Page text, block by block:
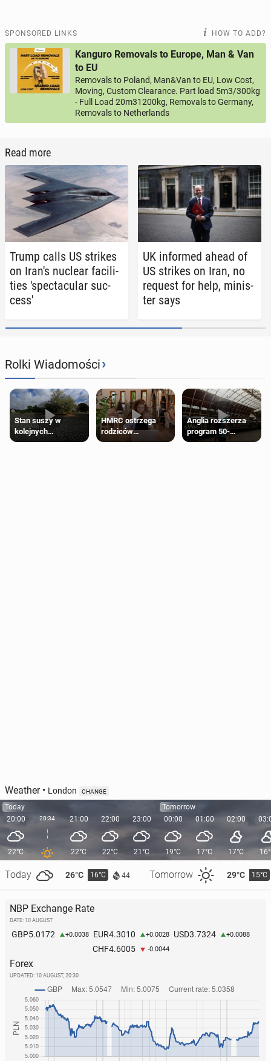
SPONSORED LINKS HOW TO ADD?
Kanguro Removals to Europe, Man & Van
to EU
Removals to Poland, Man&Van to EU, Low Cost,
Moving, Custom Clearance. Part load 5m3/300kg
- Full Load 20m31200kg, Removals to Germany,
Removals to Netherlands
Read more
Trump calls US strikes
on Iran's nuclear fa­cil­i­
ties 'spec­tac­u­lar suc­
cess'
UK in­formed ahead of
US strikes on Iran, no
request for help, min­is­
ter says
Rolki Wiadomości›
Stan suszy w
kolejnych
regionach Anglii.
HMRC ostrzega
rodziców
pobierających Child
Anglia rozszerza
program 50-
procentowych
Weather• London CHANGE
Today
20:00
22°C
Today 26°C 16°C 44 Tomorrow 29°C 15°C
20:34 21:00
22°C
22:00
22°C
23:00
21°C
Tomorrow
00:00
19°C
01:00
17°C
02:00
17°C
NBP Exchange Rate
DATE: 10 AUGUST
GBP5.0172 +0.0038 EUR4.3010 +0.0028 USD3.7324 +0.0088
CHF4.6005 -0.0044
Forex
UPDATED: 10 AUGUST, 20:30